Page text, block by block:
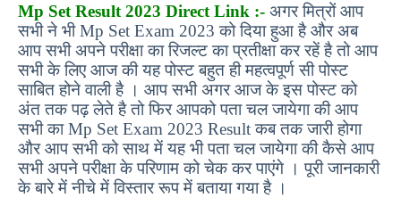
Mp Set Result 2023 Direct Link :- अगर मित्रों आप
सभी ने भी Mp Set Exam 2023 को दिया हुआ है और अब
आप सभी अपने परीक्षा का रिजल्ट का प्रतीक्षा कर रहें है तो आप
सभी के लिए आज की यह पोस्ट बहुत ही महत्वपूर्ण सी पोस्ट
साबित होने वाली है । आप सभी अगर आज के इस पोस्ट को
अंत तक पढ़ लेते है तो फिर आपको पता चल जायेगा की आप
सभी का Mp Set Exam 2023 Result कब तक जारी होगा
और आप सभी को साथ में यह भी पता चल जायेगा की कैसे आप
सभी अपने परीक्षा के परिणाम को चेक कर पाएंगे । पूरी जानकारी
के बारे में नीचे में विस्तार रूप में बताया गया है ।